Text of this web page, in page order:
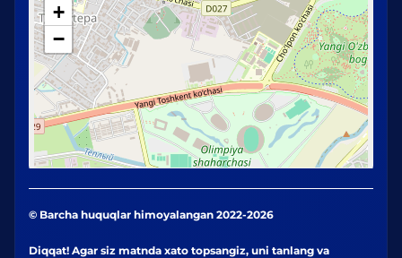
+
−
© Barcha huquqlar himoyalangan 2022-2026
Diqqat! Agar siz matnda xato topsangiz, uni tanlang va